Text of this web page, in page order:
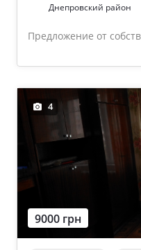
Днепровский район
Предложение от
4
9000 грн